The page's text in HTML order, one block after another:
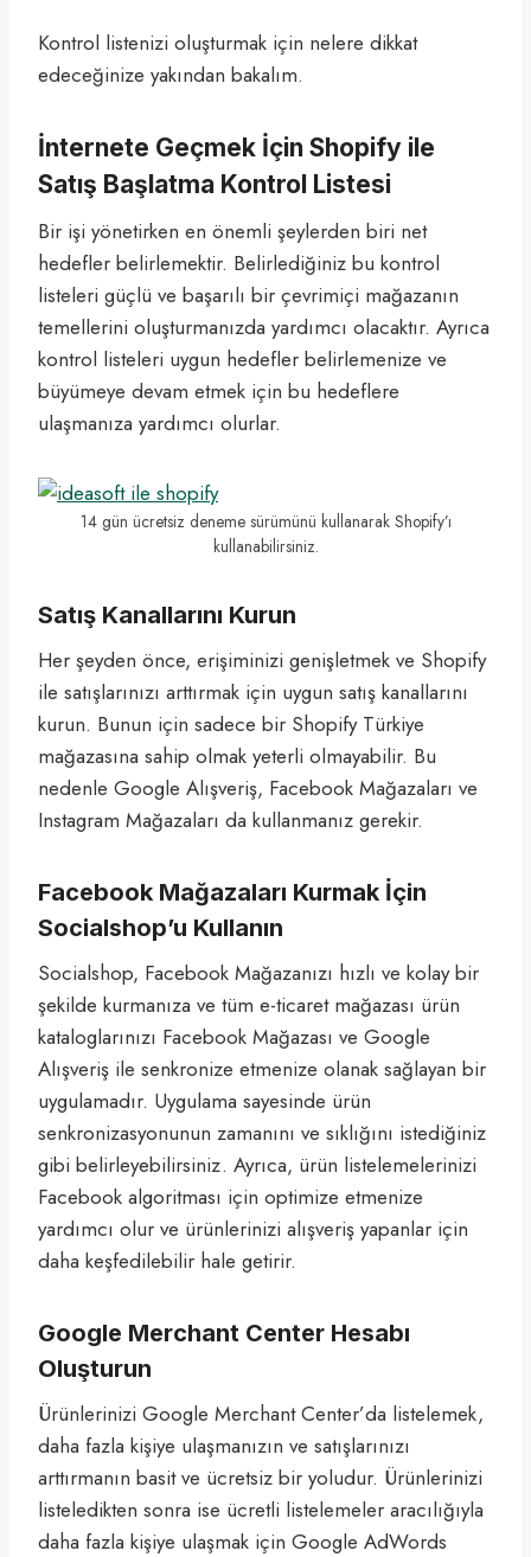
Kontrol listenizi oluşturmak için nelere dikkat
edeceğinize yakından bakalım.
İnternete Geçmek İçin Shopify ile
Satış Başlatma Kontrol Listesi
Bir işi yönetirken en önemli şeylerden biri net
hedefler belirlemektir. Belirlediğiniz bu kontrol
listeleri güçlü ve başarılı bir çevrimiçi mağazanın
temellerini oluşturmanızda yardımcı olacaktır. Ayrıca
kontrol listeleri uygun hedefler belirlemenize ve
büyümeye devam etmek için bu hedeflere
ulaşmanıza yardımcı olurlar.
14 gün ücretsiz deneme sürümünü kullanarak Shopify’ı
kullanabilirsiniz.
Satış Kanallarını Kurun
Her şeyden önce, erişiminizi genişletmek ve Shopify
ile satışlarınızı arttırmak için uygun satış kanallarını
kurun. Bunun için sadece bir Shopify Türkiye
mağazasına sahip olmak yeterli olmayabilir. Bu
nedenle Google Alışveriş, Facebook Mağazaları ve
Instagram Mağazaları da kullanmanız gerekir.
Facebook Mağazaları Kurmak İçin
Socialshop’u Kullanın
Socialshop, Facebook Mağazanızı hızlı ve kolay bir
şekilde kurmanıza ve tüm e-ticaret mağazası ürün
kataloglarınızı Facebook Mağazası ve Google
Alışveriş ile senkronize etmenize olanak sağlayan bir
uygulamadır. Uygulama sayesinde ürün
senkronizasyonunun zamanını ve sıklığını istediğiniz
gibi belirleyebilirsiniz. Ayrıca, ürün listelemelerinizi
Facebook algoritması için optimize etmenize
yardımcı olur ve ürünlerinizi alışveriş yapanlar için
daha keşfedilebilir hale getirir.
Google Merchant Center Hesabı
Oluşturun
Ürünlerinizi Google Merchant Center’da listelemek,
daha fazla kişiye ulaşmanızın ve satışlarınızı
arttırmanın basit ve ücretsiz bir yoludur. Ürünlerinizi
listeledikten sonra ise ücretli listelemeler aracılığıyla
daha fazla kişiye ulaşmak için Google AdWords